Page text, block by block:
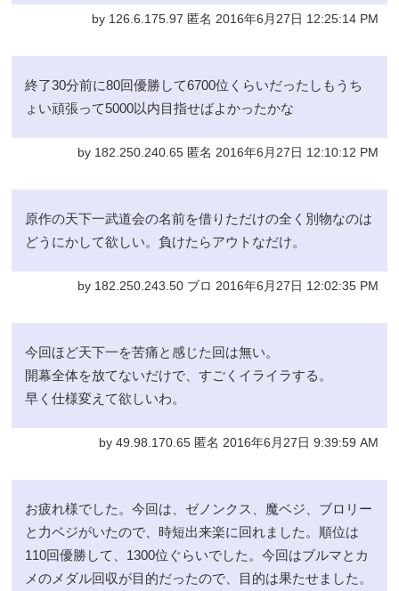
by 126.6.175.97 匿名 2016年6月27日 12:25:14 PM
終了30分前に80回優勝して6700位くらいだったしもうち
ょい頑張って5000以内目指せばよかったかな
by 182.250.240.65 匿名 2016年6月27日 12:10:12 PM
原作の天下一武道会の名前を借りただけの全く別物なのは
どうにかして欲しい。負けたらアウトなだけ。
by 182.250.243.50 ブロ 2016年6月27日 12:02:35 PM
今回ほど天下一を苦痛と感じた回は無い。
開幕全体を放てないだけで、すごくイライラする。
早く仕様変えて欲しいわ。
by 49.98.170.65 匿名 2016年6月27日 9:39:59 AM
お疲れ様でした。今回は、ゼノンクス、魔ベジ、ブロリー
と力ベジがいたので、時短出来楽に回れました。順位は
110回優勝して、1300位ぐらいでした。今回はブルマとカ
メのメダル回収が目的だったので、目的は果たせました。